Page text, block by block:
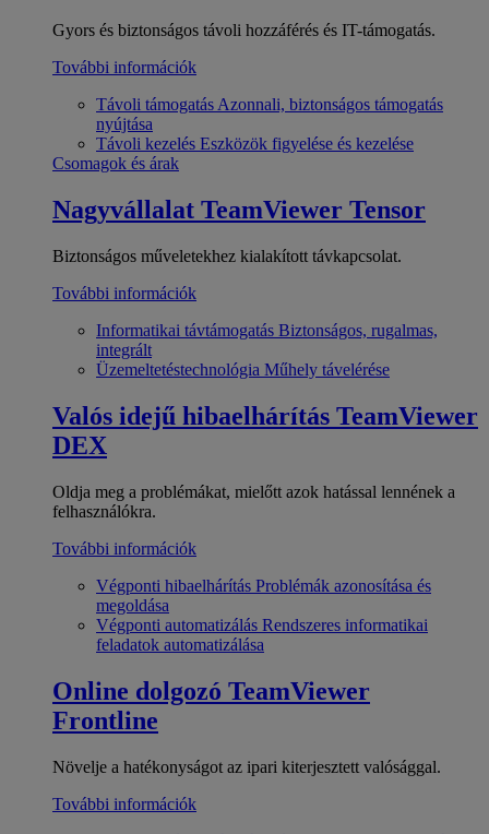
Gyors és biztonságos távoli hozzáférés és IT-támogatás.
További információk
Távoli támogatás Azonnali, biztonságos támogatás
nyújtása
Távoli kezelés Eszközök figyelése és kezelése
Csomagok és árak
Nagyvállalat TeamViewer Tensor
Biztonságos műveletekhez kialakított távkapcsolat.
További információk
Informatikai távtámogatás Biztonságos, rugalmas,
integrált
Üzemeltetéstechnológia Műhely távelérése
Valós idejű hibaelhárítás TeamViewer
DEX
Oldja meg a problémákat, mielőtt azok hatással lennének a
felhasználókra.
További információk
Végponti hibaelhárítás Problémák azonosítása és
megoldása
Végponti automatizálás Rendszeres informatikai
feladatok automatizálása
Online dolgozó TeamViewer
Frontline
Növelje a hatékonyságot az ipari kiterjesztett valósággal.
További információk